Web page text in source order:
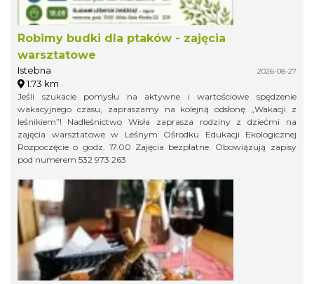
Robimy budki dla ptaków - zajęcia
warsztatowe
Istebna 2026-08-27
1.73 km
Jeśli szukacie pomysłu na aktywne i wartościowe spędzenie
wakacyjnego czasu, zapraszamy na kolejną odsłonę „Wakacji z
leśnikiem”! Nadleśnictwo Wisła zaprasza rodziny z dziećmi na
zajęcia warsztatowe w Leśnym Ośrodku Edukacji Ekologicznej
Rozpoczęcie o godz. 17.00 Zajęcia bezpłatne. Obowiązują zapisy
pod numerem 532 973 263